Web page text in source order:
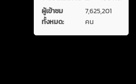
ผู้เข้าชม
ทั้งหมด:
7,625,201
คน